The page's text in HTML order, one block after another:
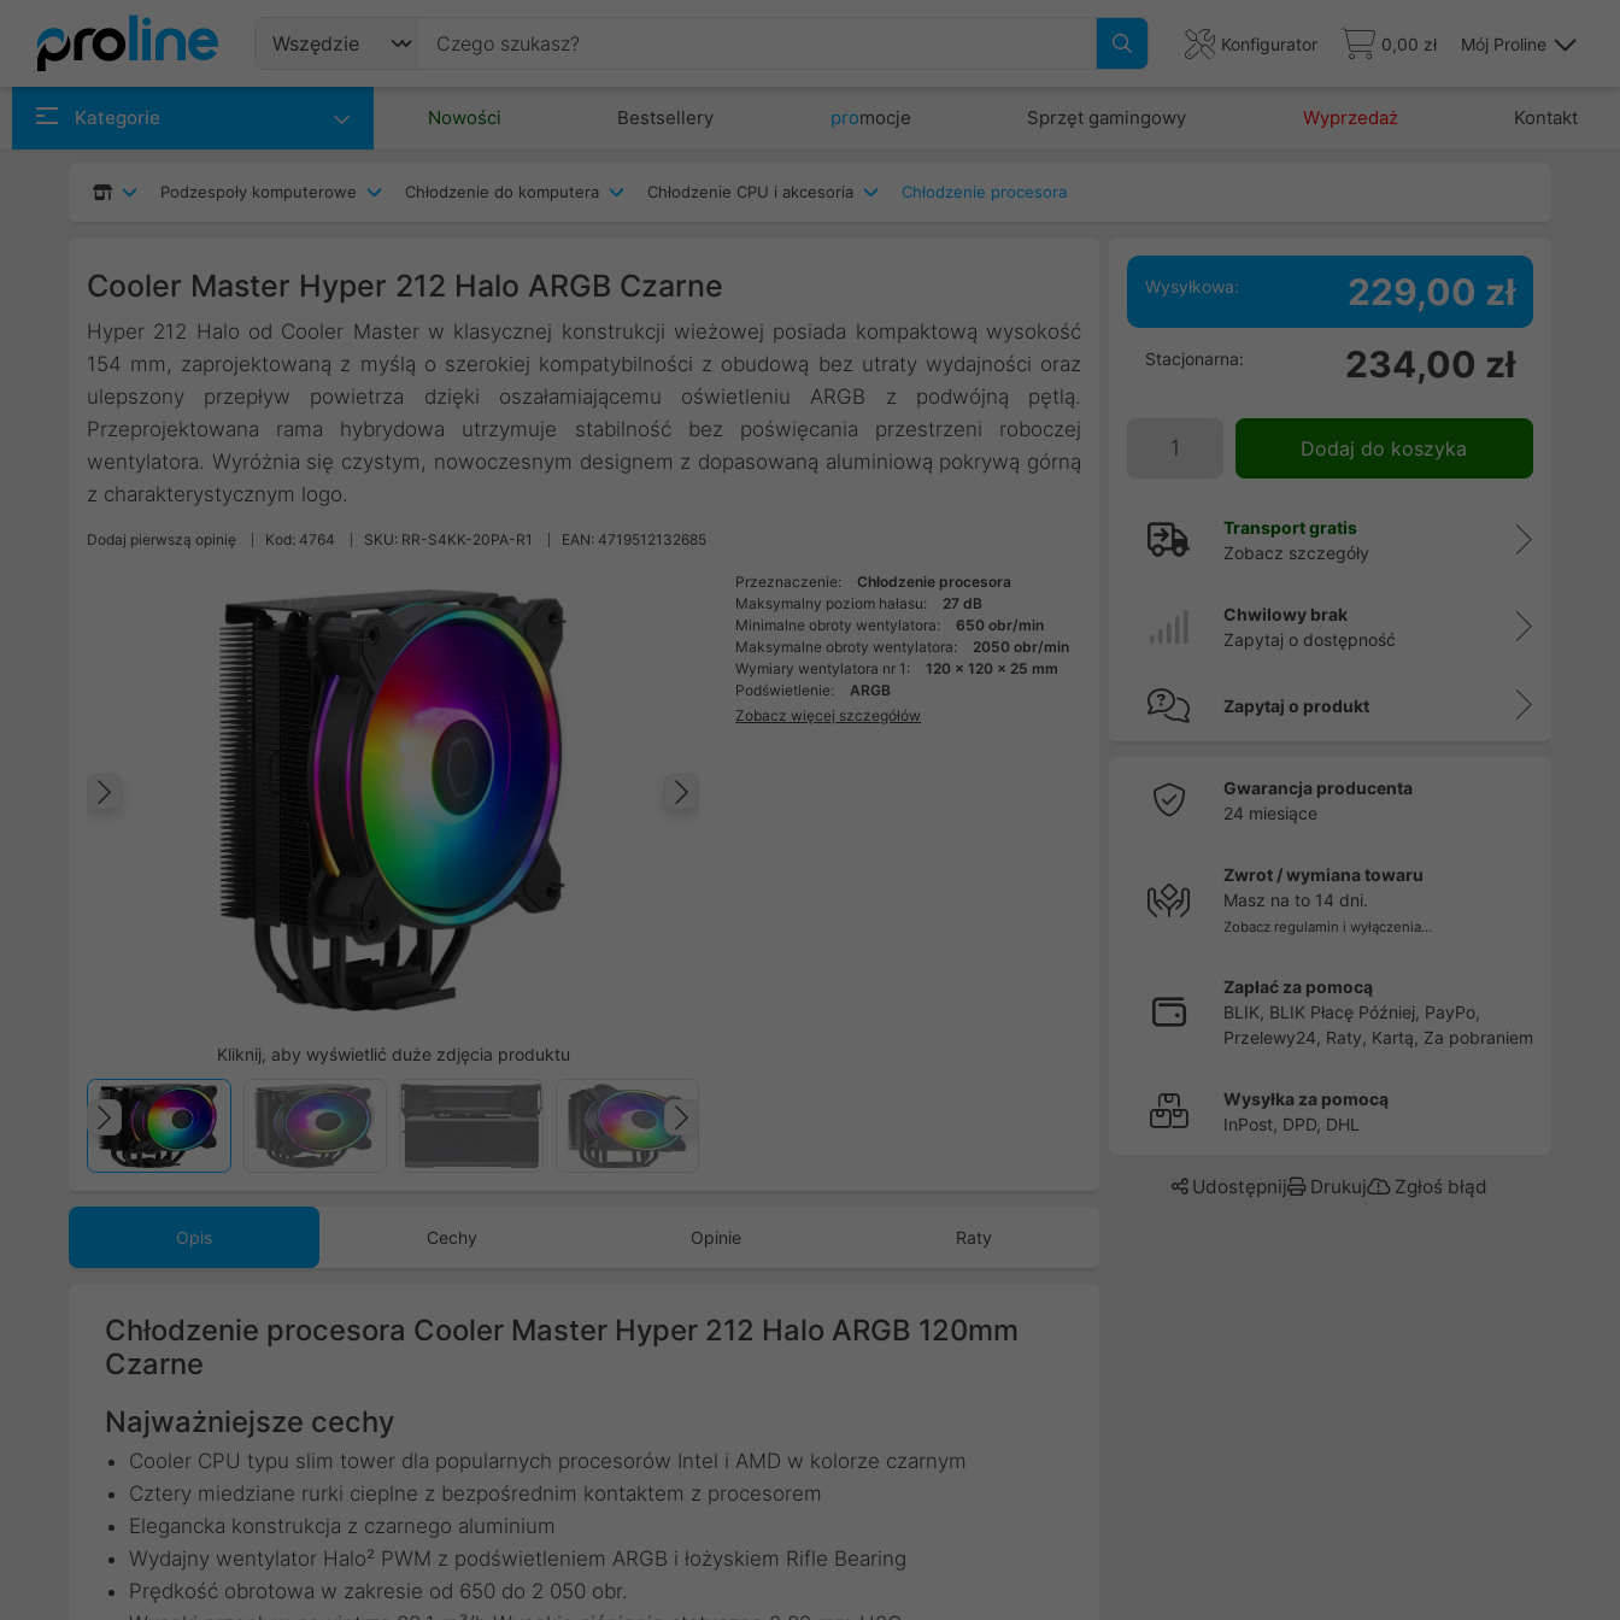
Konfigurator 0,00 zł Mój Proline
Kategorie Nowości Bestsellery promocje Sprzęt gamingowy Wyprzedaż Kontakt
Podzespoły komputerowe Chłodzenie do komputera Chłodzenie CPU i akcesoria Chłodzenie procesora
Cooler Master Hyper 212 Halo ARGB Czarne
Hyper 212 Halo od Cooler Master w klasycznej konstrukcji wieżowej posiada kompaktową wysokość
154 mm, zaprojektowaną z myślą o szerokiej kompatybilności z obudową bez utraty wydajności oraz
ulepszony przepływ powietrza dzięki oszałamiającemu oświetleniu ARGB z podwójną pętlą.
Przeprojektowana rama hybrydowa utrzymuje stabilność bez poświęcania przestrzeni roboczej
wentylatora. Wyróżnia się czystym, nowoczesnym designem z dopasowaną aluminiową pokrywą górną
z charakterystycznym logo.
Dodaj pierwszą opinię Kod: 4764 SKU: RR-S4KK-20PA-R1 EAN: 4719512132685
Poprzedni
Kliknij, aby wyświetlić duże zdjęcia produktu
Poprzedni
Przeznaczenie:
Chłodzenie procesora
Maksymalny poziom hałasu:
27 dB
Minimalne obroty wentylatora:
650 obr/min
Maksymalne obroty wentylatora:
2050 obr/min
Wymiary wentylatora nr 1:
120 x 120 x 25 mm
Podświetlenie:
ARGB
Zobacz więcej szczegółów
Opis Cechy Opinie Raty
Chłodzenie procesora Cooler Master Hyper 212 Halo ARGB 120mm
Czarne
Najważniejsze cechy
Cooler CPU typu slim tower dla popularnych procesorów Intel i AMD w kolorze czarnym
Cztery miedziane rurki cieplne z bezpośrednim kontaktem z procesorem
Elegancka konstrukcja z czarnego aluminium
Wydajny wentylator Halo² PWM z podświetleniem ARGB i łożyskiem Rifle Bearing
Prędkość obrotowa w zakresie od 650 do 2 050 obr.
Wysyłkowa: 229,00 zł
Stacjonarna: 234,00 zł
Dodaj do koszyka
Transport gratis
Zobacz szczegóły
Chwilowy brak
Zapytaj o dostępność
Zapytaj o produkt
Gwarancja producenta
24 miesiące
Zwrot / wymiana towaru
Masz na to 14 dni.
Zobacz regulamin i wyłączenia...
Zapłać za pomocą
BLIK, BLIK Płacę Później, PayPo,
Przelewy24, Raty, Kartą, Za pobraniem
Wysyłka za pomocą
InPost, DPD, DHL
Udostępnij Drukuj Zgłoś błąd